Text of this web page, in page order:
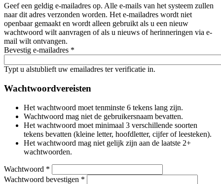
Geef een geldig e-mailadres op. Alle e-mails van het systeem zullen
naar dit adres verzonden worden. Het e-mailadres wordt niet
openbaar gemaakt en wordt alleen gebruikt als u een nieuw
wachtwoord wilt aanvragen of als u nieuws of herinneringen via e-
mail wilt ontvangen.
Bevestig e-mailadres *
Typt u alstublieft uw emailadres ter verificatie in.
Wachtwoordvereisten
Het wachtwoord moet tenminste 6 tekens lang zijn.
Wachtwoord mag niet de gebruikersnaam bevatten.
Het wachtwoord moet minimaal 3 verschillende soorten
tekens bevatten (kleine letter, hoofdletter, cijfer of leesteken).
Het wachtwoord mag niet gelijk zijn aan de laatste 2+
wachtwoorden.
Wachtwoord *
Wachtwoord bevestigen *